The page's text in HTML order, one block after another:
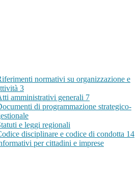
normativi su organizzazione e
3
amministrativi generali 7
di programmazione strategico-
e leggi regionali
disciplinare e codice di condotta 14
per cittadini e imprese